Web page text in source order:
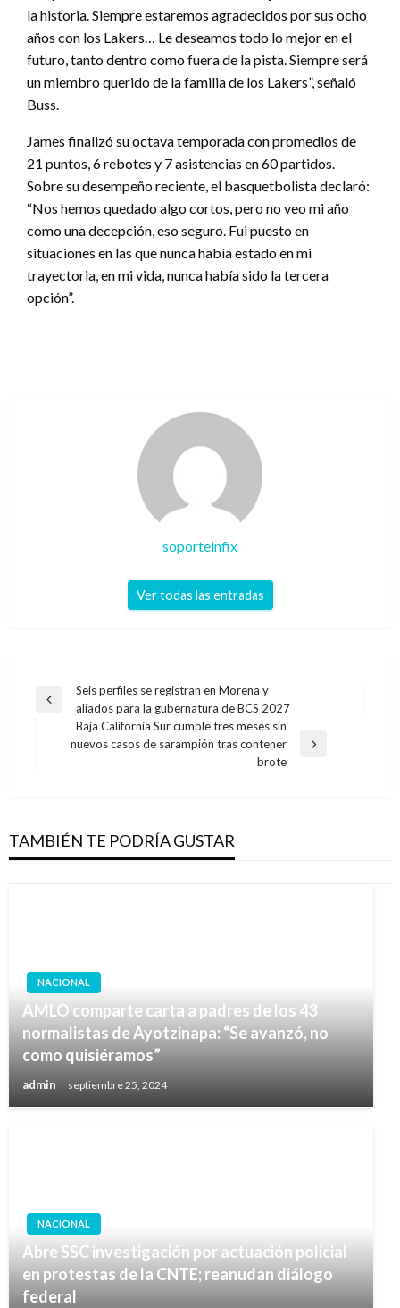
la historia. Siempre estaremos agradecidos por sus ocho
años con los Lakers… Le deseamos todo lo mejor en el
futuro, tanto dentro como fuera de la pista. Siempre será
un miembro querido de la familia de los Lakers”, señaló
Buss.
James finalizó su octava temporada con promedios de
21 puntos, 6 rebotes y 7 asistencias en 60 partidos.
Sobre su desempeño reciente, el basquetbolista declaró:
“Nos hemos quedado algo cortos, pero no veo mi año
como una decepción, eso seguro. Fui puesto en
situaciones en las que nunca había estado en mi
trayectoria, en mi vida, nunca había sido la tercera
opción”.
soporteinfix
Ver todas las entradas
Navegación
entradas
Entrada
anterior
Seis perfiles se registran en Morena y
aliados para la gubernatura de BCS 2027
Entrada
Baja California Sur cumple tres meses sin
nuevos casos de sarampión tras contener
brote
TAMBIÉN TE PODRÍA GUSTAR
NACIONAL
AMLO comparte carta a padres de los 43
normalistas de Ayotzinapa: “Se avanzó, no
como quisiéramos”
admin septiembre 25, 2024
NACIONAL
Abre SSC investigación por actuación policial
en protestas de la CNTE; reanudan diálogo
federal